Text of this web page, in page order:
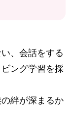
、会話をする
ング学習を採
絆が深まるか